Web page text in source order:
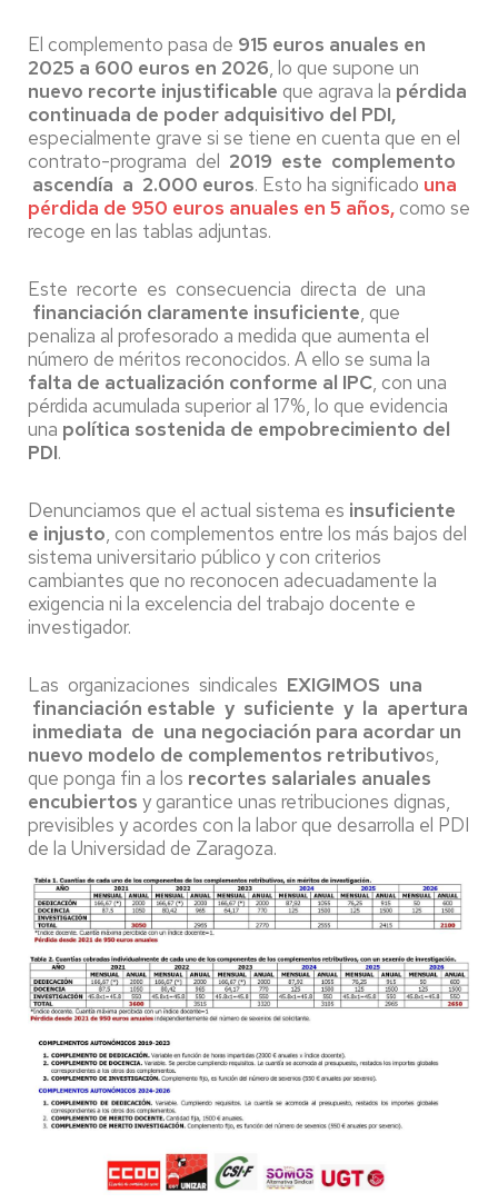
El complemento pasa de 915 euros anuales en
2025 a 600 euros en 2026, lo que supone un
nuevo recorte injustificable que agrava la pérdida
continuada de poder adquisitivo del PDI,
especialmente grave si se tiene en cuenta que en el
contrato-programa del 2019 este complemento
ascendía a 2.000 euros. Esto ha significado una
pérdida de 950 euros anuales en 5 años,como se
recoge en las tablas adjuntas.
Este recorte es consecuencia directa de una
financiación claramente insuficiente, que
penaliza al profesorado a medida que aumenta el
número de méritos reconocidos. A ello se suma la
falta de actualización conforme al IPC, con una
pérdida acumulada superior al 17%, lo que evidencia
una política sostenida de empobrecimiento del
PDI.
Denunciamos que el actual sistema es insuficiente
e injusto, con complementos entre los más bajos del
sistema universitario público y con criterios
cambiantes que no reconocen adecuadamente la
exigencia ni la excelencia del trabajo docente e
investigador.
Las organizaciones sindicales EXIGIMOS una
financiación estable y suficiente y la apertura
inmediata de una negociación para acordar un
nuevo modelo de complementos retributivos,
que ponga fin a los recortes salariales anuales
encubiertos y garantice unas retribuciones dignas,
previsibles y acordes con la labor que desarrolla el PDI
de la Universidad de Zaragoza.